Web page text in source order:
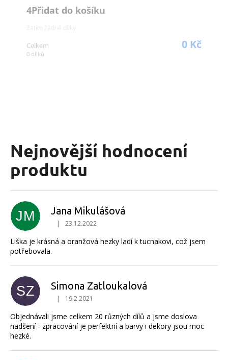
Nejnovější hodnocení
produktu
JM Jana Mikulášová
Hodnocení produktu je 5 z 5 hvězdiček.
| 23.12.2022
Liška je krásná a oranžová hezky ladí k tucnakovi, což jsem
potřebovala.
SZ Simona Zatloukalová
Hodnocení produktu je 5 z 5 hvězdiček.
| 19.2.2021
Objednávali jsme celkem 20 různých dílů a jsme doslova
nadšení - zpracování je perfektní a barvy i dekory jsou moc
hezké.